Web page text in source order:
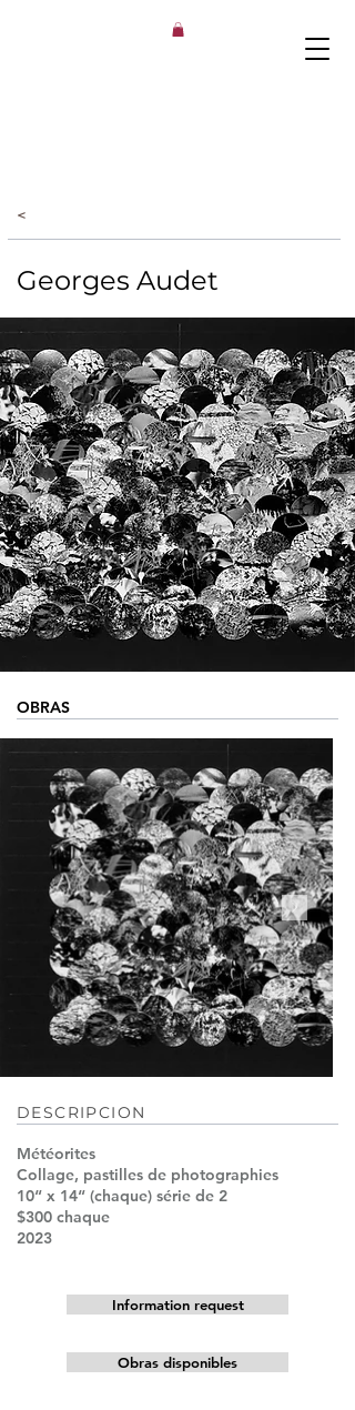
<
Georges Audet
OBRAS
DESCRIPCION
Météorites
Collage, pastilles de photographies
10“ x 14“ (chaque) série de 2
$300 chaque
2023
Information request
Obras disponibles